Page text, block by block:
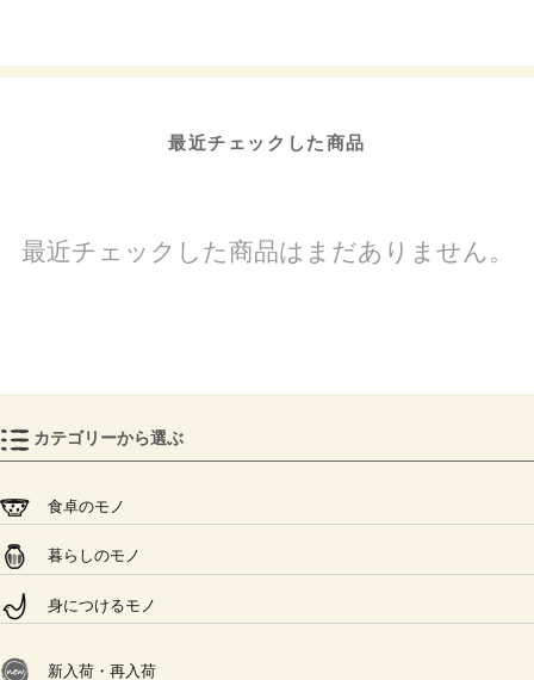
最近チェックした商品
最近チェックした商品はまだありません。
カテゴリーから選ぶ
食卓のモノ
暮らしのモノ
身につけるモノ
新入荷・再入荷